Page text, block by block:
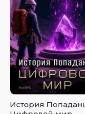
История